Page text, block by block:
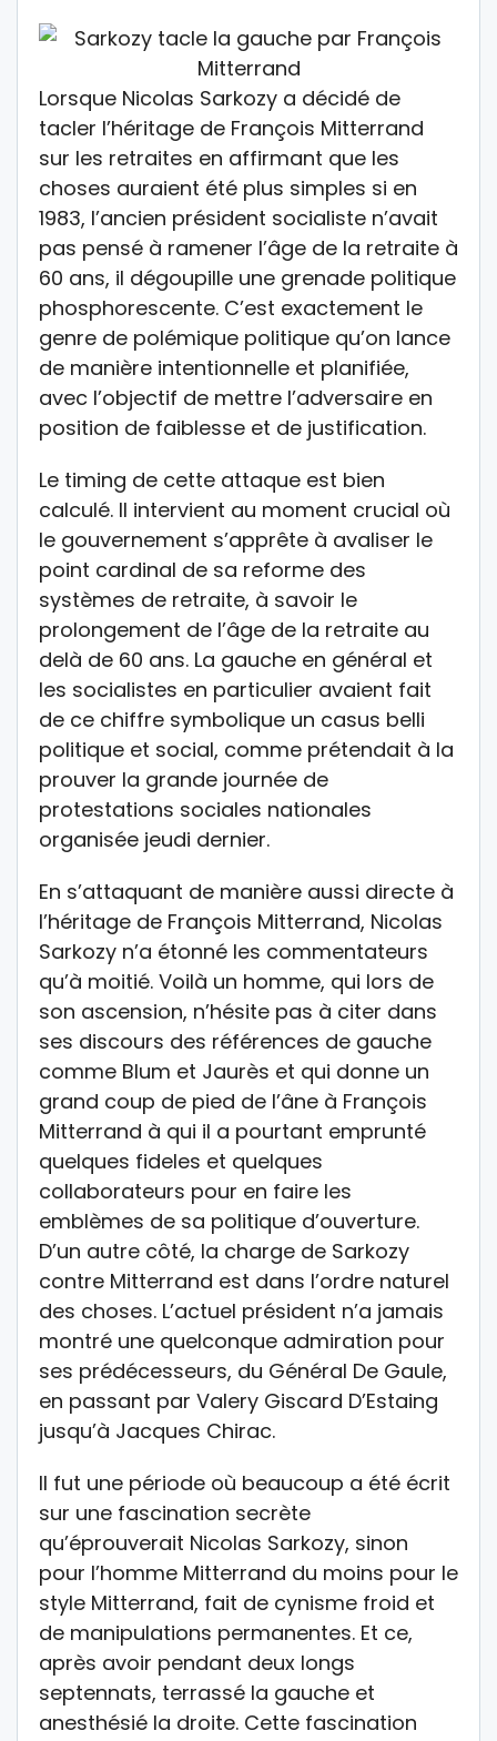
Lorsque Nicolas Sarkozy a décidé de
tacler l’héritage de François Mitterrand
sur les retraites en affirmant que les
choses auraient été plus simples si en
1983, l’ancien président socialiste n’avait
pas pensé à ramener l’âge de la retraite à
60 ans, il dégoupille une grenade politique
phosphorescente. C’est exactement le
genre de polémique politique qu’on lance
de manière intentionnelle et planifiée,
avec l’objectif de mettre l’adversaire en
position de faiblesse et de justification.
Le timing de cette attaque est bien
calculé. Il intervient au moment crucial où
le gouvernement s’apprête à avaliser le
point cardinal de sa reforme des
systèmes de retraite, à savoir le
prolongement de l’âge de la retraite au
delà de 60 ans. La gauche en général et
les socialistes en particulier avaient fait
de ce chiffre symbolique un casus belli
politique et social, comme prétendait à la
prouver la grande journée de
protestations sociales nationales
organisée jeudi dernier.
En s’attaquant de manière aussi directe à
l’héritage de François Mitterrand, Nicolas
Sarkozy n’a étonné les commentateurs
qu’à moitié. Voilà un homme, qui lors de
son ascension, n’hésite pas à citer dans
ses discours des références de gauche
comme Blum et Jaurès et qui donne un
grand coup de pied de l’âne à François
Mitterrand à qui il a pourtant emprunté
quelques fideles et quelques
collaborateurs pour en faire les
emblèmes de sa politique d’ouverture.
D’un autre côté, la charge de Sarkozy
contre Mitterrand est dans l’ordre naturel
des choses. L’actuel président n’a jamais
montré une quelconque admiration pour
ses prédécesseurs, du Général De Gaule,
en passant par Valery Giscard D’Estaing
jusqu’à Jacques Chirac.
Il fut une période où beaucoup a été écrit
sur une fascination secrète
qu’éprouverait Nicolas Sarkozy, sinon
pour l’homme Mitterrand du moins pour le
style Mitterrand, fait de cynisme froid et
de manipulations permanentes. Et ce,
après avoir pendant deux longs
septennats, terrassé la gauche et
anesthésié la droite. Cette fascination